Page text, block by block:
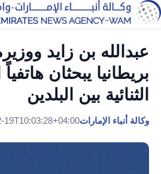
عبدالله بن زايد
بريطانيا يبحثان
الثنائية بين البلدين
وكالة أنباء الإمارات19T10:03:28+04:00